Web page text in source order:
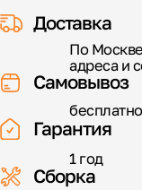
Доставка
По
адреса и
Самовывоз
бесплатно
Гарантия
1 год
Сборка